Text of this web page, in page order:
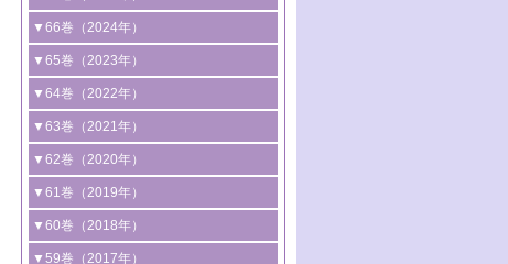
2号 コンピューター技術により加速する
触媒開発
3号 有機分子変換やCO 資源化のための
光触媒に関する最近の研究
B号 第137回触媒討論会（2026年）
1号 CO
水素化によるグリーン燃料/グリ
ーンケミカル製造
2号 水素製造のための水分解技術に関す
る最近の研究
3号 オレフィン系樹脂の精密合成に関す
る最新技術
4号 アルコール類の効率的変換を実現す
る非貴金属触媒の研究動向
5号 ゼオライトの合成と応用における研
▼66巻（2024年）
1号 低次元ナノ構造を有する触媒材料
2号 規制反応場を活用した固体触媒研究
の新展開
3号 未踏分子変換を目指した酸化触媒プ
ロセスの最前線
4号 シンクロトロン放射光および中性子
線を利用した触媒解析技術の最先端
5号 単原子触媒
▼65巻（2023年）
1号 炭素が関わる触媒機能
2号 プラスチックケミカルリサイクルの
ための触媒技術
3号 非酸化物系金属化合物を基盤とした
触媒材料の開発
4号 格子酸素・格子酸素欠陥を利用した
触媒反応
▼64巻（2022年）
1号 合成ガス製造とCOを用いるケミカル
ズ合成の最新動向
2号 化学品合成のための合金触媒開発
3号 CO の排出削減および有効活用のた
めの触媒技術
▼63巻（2021年）
1号 金触媒の新展開
2号 ペロブスカイト
3号 特殊反応場を利用した触媒的分子変
換反応
▼62巻（2020年）
1号 触媒設計を拓く欠陥構造のキャラク
タリゼーション
2号 機能化学品製造に資するクリーンな
▼61巻（2019年）
1号 物質移動制御に着目した触媒プロセ
ス開発
▼60巻（2018年）
1号 固体酸触媒の最新の研究動向
▼59巻（2017年）